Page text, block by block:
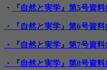
シ
ョ
ン
・ 『自然と実学』第5号資
・『自然と実学』第6号資
・『自然と実学』第7号資
・『自然と実学』第8号資